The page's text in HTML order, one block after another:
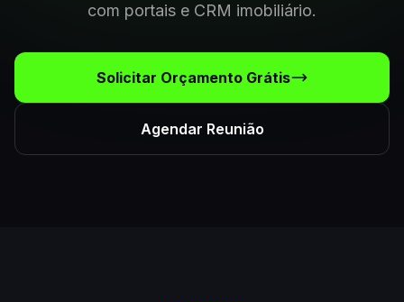
com portais e CRM imobiliário.
Solicitar Orçamento Grátis
Agendar Reunião